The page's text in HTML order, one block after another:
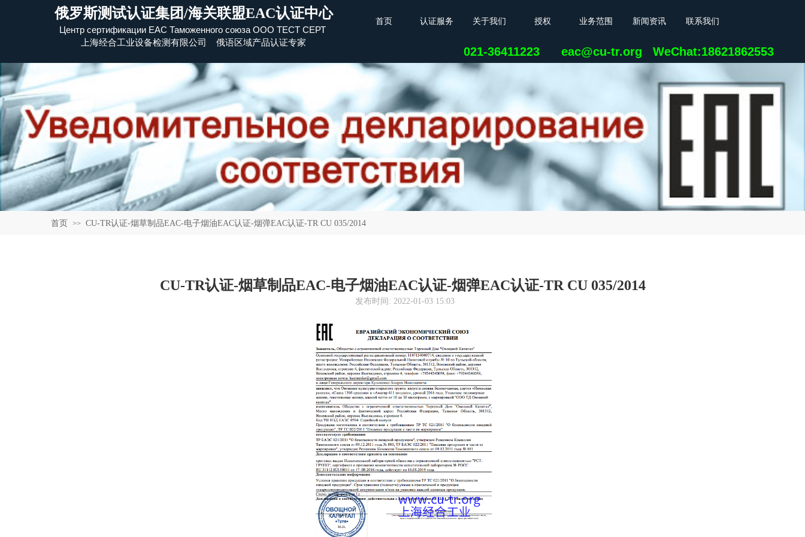
首页 >> CU-TR认证-烟草制品EAC-电子烟油EAC认证-烟弹EAC认证-TR CU 035/2014
CU-TR认证-烟草制品EAC-电子烟油EAC认证-烟弹EAC认证-TR CU 035/2014
发布时间: 2022-01-03 15:03
首页 认证服务 关于我们 授权 业务范围 新闻资讯 联系我们
俄罗斯测试认证集团/海关联盟EAC认证中心
Центр сертификации EAC Таможенного союза ​ООО ТЕСТ СЕРТ
上海经合工业设备检测有限公司 俄语区域产品认证专家
021-36411223 eac@cu-tr.org WeChat:18621862553